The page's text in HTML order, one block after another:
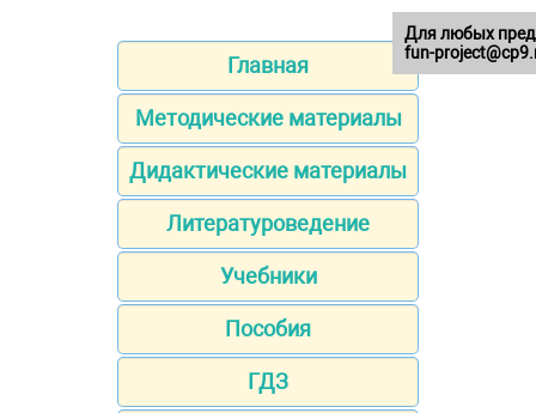
Главная
Методические материалы
Дидактические материалы
Литературоведение
Учебники
Пособия
ГДЗ
Для любых
fun-